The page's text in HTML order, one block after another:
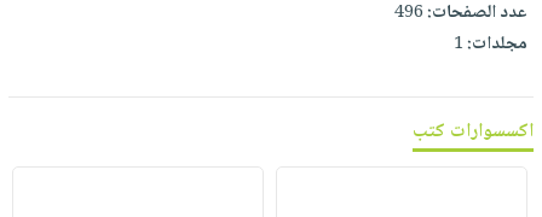
معنا
عدد الصفحات:496
مجلدات:1
اكسسوارات كتب